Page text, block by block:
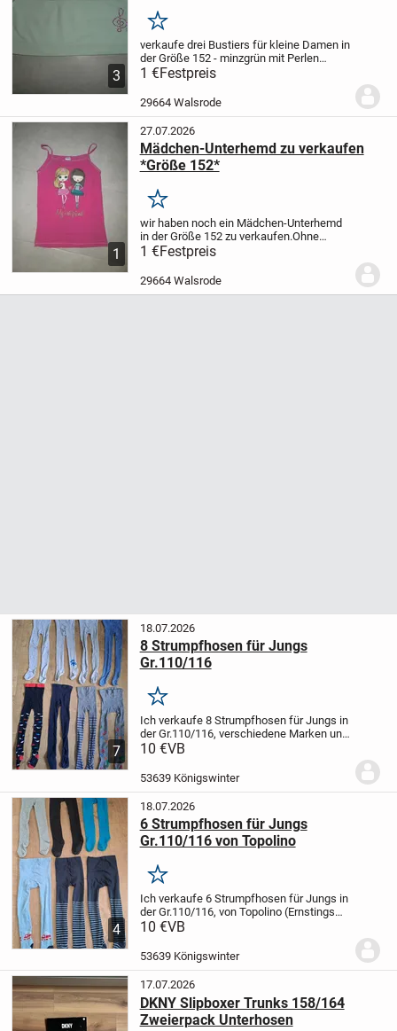
3
Merken
verkaufe drei Bustiers für kleine Damenin
der Größe 152 - minzgrün mit Perlen
verziert- rosa gestreift
Der angegebene Preis gilt pro
Stück. Nur Abholung! Kein...
1 €Festpreis
29664 Walsrode
1
27.07.2026
Mädchen-Unterhemd zu verkaufen
*Größe 152*
Merken
wir haben noch ein Mädchen-Unterhemd
in derGröße 152zu verkaufen.Ohne
Flecken, ohne Löcher.
Versand! (AUSNAHMSLOS!)
erfolgt unter Ausschluss der
1 €Festpreis
29664 Walsrode
7
18.07.2026
8 Strumpfhosen für Jungs
Gr.110/116
Merken
Ich verkaufe 8 Strumpfhosen für Jungs in
der Gr.110/116, verschiedene Marken und
in verschiedenen Farben, mit
der Strumpfhosen sind No Name, ohne
Erikett, Grösse...
10 €VB
53639 Königswinter
4
18.07.2026
6 Strumpfhosen für Jungs
Gr.110/116 von Topolino
Merken
Ich verkaufe 6 Strumpfhosen für Jungs in
der Gr.110/116, von Topolino (Ernstings
Family), in verschiedenen Farben und mit
Strumpfhosen wurden von einem Kind
getragen, sie...
10 €VB
53639 Königswinter
17.07.2026
DKNY Slipboxer Trunks 158/164
Zweierpack Unterhosen